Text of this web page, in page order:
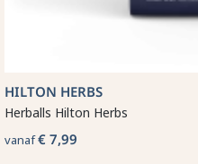
HILTON HERBS
Herballs Hilton Herbs
vanaf€ 7,99